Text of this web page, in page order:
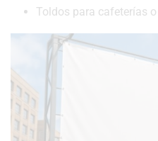
Toldos para cafeterías